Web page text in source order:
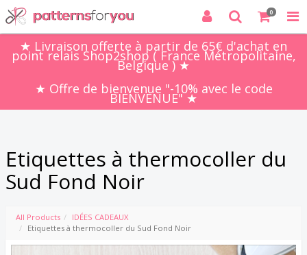
★ Livraison offerte à partir de 65€ d'achat en
point relais Shop2shop ( France Métropolitaine,
Belgique ) ★
★ Offre de bienvenue "-10% avec le code
BIENVENUE" ★
0
Etiquettes à thermocoller du
Sud Fond Noir
All Products
IDÉES CADEAUX
Etiquettes à thermocoller du Sud Fond Noir